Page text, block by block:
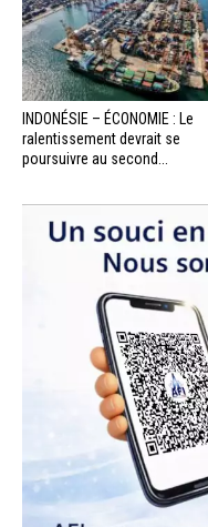
INDONÉSIE – ÉCONOMIE : Le
ralentissement devrait se
poursuivre au second...